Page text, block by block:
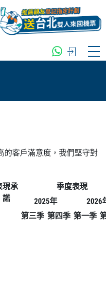
的客戶滿意度，我們堅守對
現承
諾
季度表現
2025年
2026
第三季 第四季 第一季